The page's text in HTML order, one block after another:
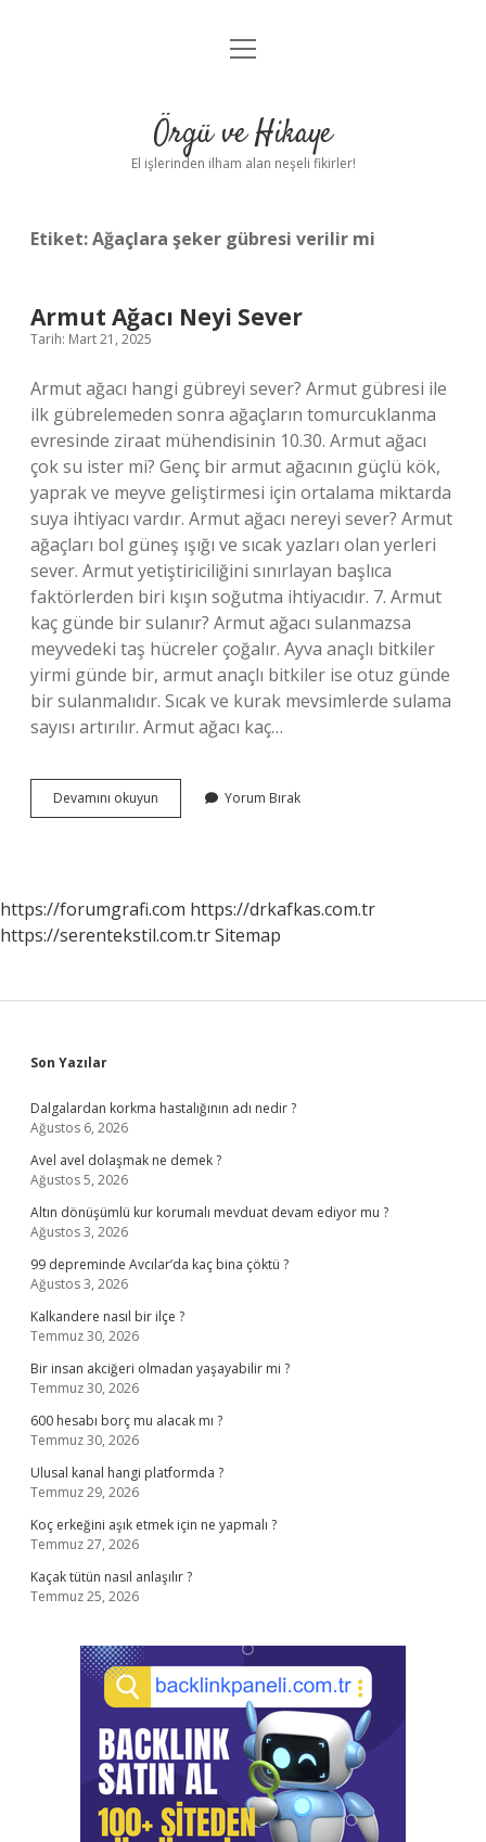
Anasayfa
Yasal Uyarı
menüyü
Örgü ve Hikaye
El işlerinden ilham alan neşeli fikirler!
Etiket:Ağaçlara şeker gübresi verilir mi
Armut Ağacı Neyi Sever
Tarih: Mart 21, 2025
Armut ağacı hangi gübreyi sever? Armut gübresi ile
ilk gübrelemeden sonra ağaçların tomurcuklanma
evresinde ziraat mühendisinin 10.30. Armut ağacı
çok su ister mi? Genç bir armut ağacının güçlü kök,
yaprak ve meyve geliştirmesi için ortalama miktarda
suya ihtiyacı vardır. Armut ağacı nereyi sever? Armut
ağaçları bol güneş ışığı ve sıcak yazları olan yerleri
sever. Armut yetiştiriciliğini sınırlayan başlıca
faktörlerden biri kışın soğutma ihtiyacıdır. 7. Armut
kaç günde bir sulanır? Armut ağacı sulanmazsa
meyvedeki taş hücreler çoğalır. Ayva anaçlı bitkiler
yirmi günde bir, armut anaçlı bitkiler ise otuz günde
bir sulanmalıdır. Sıcak ve kurak mevsimlerde sulama
sayısı artırılır. Armut ağacı kaç…
Devamını okuyun
Ağacı
Yorum Bırak
https://forumgrafi.com https://drkafkas.com.tr
https://serentekstil.com.trSitemap
Sidebar
Son Yazılar
Dalgalardan korkma hastalığının adı nedir ?
Ağustos 6, 2026
Avel avel dolaşmak ne demek ?
Ağustos 5, 2026
Altın dönüşümlü kur korumalı mevduat devam ediyor mu ?
Ağustos 3, 2026
99 depreminde Avcılar’da kaç bina çöktü ?
Ağustos 3, 2026
Kalkandere nasıl bir ilçe ?
Temmuz 30, 2026
Bir insan akciğeri olmadan yaşayabilir mi ?
Temmuz 30, 2026
600 hesabı borç mu alacak mı ?
Temmuz 30, 2026
Ulusal kanal hangi platformda ?
Temmuz 29, 2026
Koç erkeğini aşık etmek için ne yapmalı ?
Temmuz 27, 2026
Kaçak tütün nasıl anlaşılır ?
Temmuz 25, 2026